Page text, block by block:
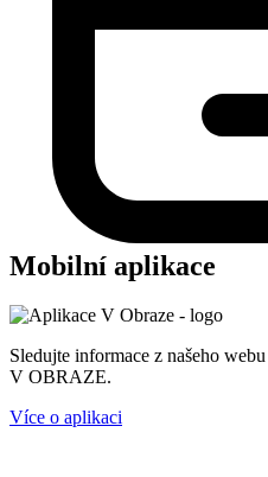
Mobilní aplikace
Sledujte informace z našeho
V OBRAZE.
Více o aplikaci